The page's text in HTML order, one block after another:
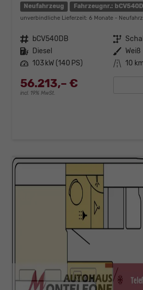
Neufahrzeug Fahrzeugnr.:
unverbindliche Lieferzeit: 6 Monate
Fahrzeugnr. bCV540DB Getriebe
Kraftstoff Diesel Außenfarbe Weiß
Leistung 103 kW (140 PS) Kilometerstand 10
56.213,– €
incl. 19% MwSt.